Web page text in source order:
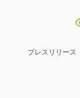
プレスリリース